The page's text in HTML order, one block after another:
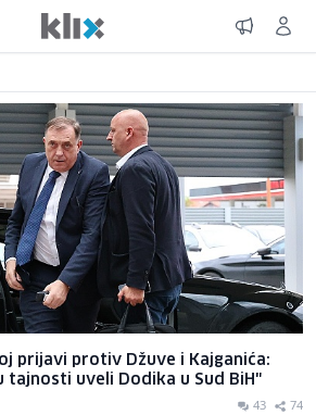
prijavi protiv Džuve i Kajganića:
tajnosti uveli Dodika u Sud BiH"
43 74